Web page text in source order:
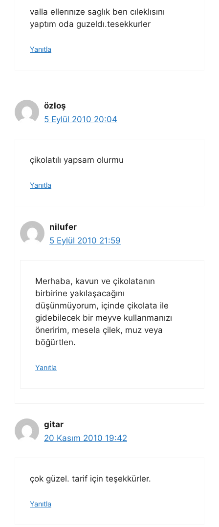
valla ellerınıze saglık ben cıleklısını
yaptım oda guzeldı.tesekkurler
Yanıtla
özloş
5 Eylül 2010 20:04
çikolatılı yapsam olurmu
Yanıtla
nilufer
5 Eylül 2010 21:59
Merhaba, kavun ve çikolatanın
birbirine yakılaşacağını
düşünmüyorum, içinde çikolata ile
gidebilecek bir meyve kullanmanızı
öneririm, mesela çilek, muz veya
böğürtlen.
Yanıtla
gitar
20 Kasım 2010 19:42
çok güzel. tarif için teşekkürler.
Yanıtla